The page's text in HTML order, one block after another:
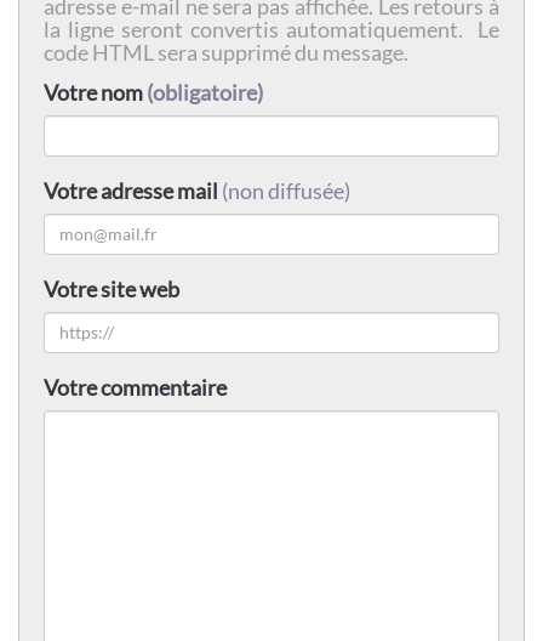
adresse e-mail ne sera pas affichée. Les retours à
la ligne seront convertis automatiquement. Le
code HTML sera supprimé du message.
Votre nom(obligatoire)
Votre adresse mail (non diffusée)
Votre site web
Votre commentaire